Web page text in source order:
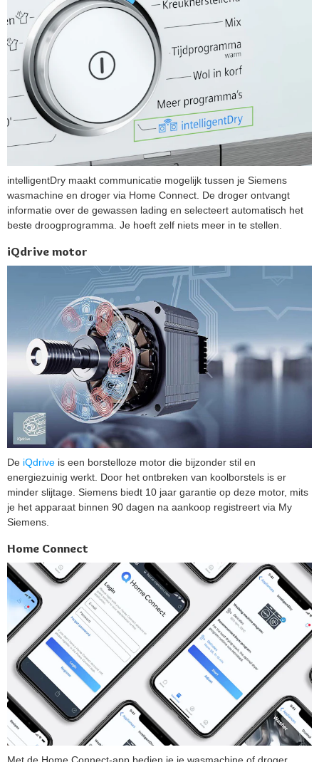
intelligentDry maakt communicatie mogelijk tussen je Siemens
wasmachine en droger via Home Connect. De droger ontvangt
informatie over de gewassen lading en selecteert automatisch het
beste droogprogramma. Je hoeft zelf niets meer in te stellen.
iQdrive motor
De iQdrive is een borstelloze motor die bijzonder stil en
energiezuinig werkt. Door het ontbreken van koolborstels is er
minder slijtage. Siemens biedt 10 jaar garantie op deze motor, mits
je het apparaat binnen 90 dagen na aankoop registreert via My
Siemens.
Home Connect